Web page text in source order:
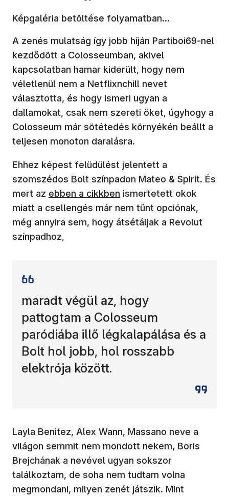
Képgaléria betöltése folyamatban...
A zenés mulatság így jobb híján Partiboi69-nel
kezdődött a Colosseumban, akivel
kapcsolatban hamar kiderült, hogy nem
véletlenül nem a Netflixnchill nevet
választotta, és hogy ismeri ugyan a
dallamokat, csak nem szereti őket, úgyhogy a
Colosseum már sötétedés környékén beállt a
teljesen monoton daralásra.
Ehhez képest felüdülést jelentett a
szomszédos Bolt színpadon Mateo & Spirit. És
mert az (új ablakban nyílik meg)
ebben a cikkben ismertetett okok
miatt a csellengés már nem tűnt opciónak,
még annyira sem, hogy átsétáljak a Revolut
színpadhoz,
maradt végül az, hogy
pattogtam a Colosseum
paródiába illő légkalapálása és a
Bolt hol jobb, hol rosszabb
elektrója között.
Layla Benitez, Alex Wann, Massano neve a
világon semmit nem mondott nekem, Boris
Brejchának a nevével ugyan sokszor
találkoztam, de soha nem tudtam volna
megmondani, milyen zenét játszik. Mint